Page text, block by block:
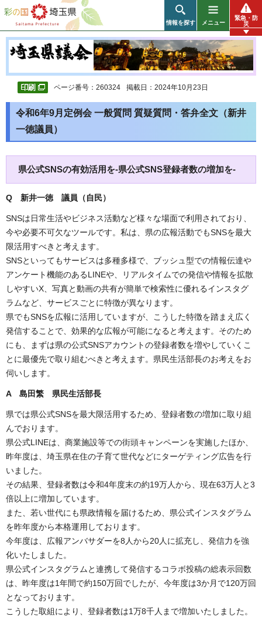
彩の国 埼玉県
情報を探す メニュー
緊急・防
災
ページ番号：260324 掲載日：2024年10月23日
令和6年9月定例会 一般質問 質疑質問・答弁全文（新井
一徳議員）
県公式SNSの有効活用を-県公式SNS登録者数の増加を-
Q 新井一徳 議員（自民）
SNSは日常生活やビジネス活動など様々な場面で利用されており、
今や必要不可欠なツールです。私は、県の広報活動でもSNSを最大
限活用すべきと考えます。
SNSといってもサービスは多種多様で、ブッシュ型での情報伝達や
アンケート機能のあるLINEや、リアルタイムでの発信や情報を拡散
しやすいX、写真と動画の共有が簡単で検索性に優れるインスタグ
ラムなど、サービスごとに特徴が異なります。
県でもSNSを広報に活用していますが、こうした特徴を踏まえ広く
発信することで、効果的な広報が可能になると考えます。そのため
にも、まずは県の公式SNSアカウントの登録者数を増やしていくこ
とに最優先で取り組むべきと考えます。県民生活部長のお考えをお
伺いします。
A 島田繁 県民生活部長
県では県公式SNSを最大限活用するため、登録者数の増加に取り組
んでおります。
県公式LINEは、商業施設等での街頭キャンペーンを実施したほか、
昨年度は、埼玉県在住の子育て世代などにターゲティング広告を行
いました。
その結果、登録者数は令和4年度末の約19万人から、現在63万人と3
倍以上に増加しています。
また、若い世代にも県政情報を届けるため、県公式インスタグラム
を昨年度から本格運用しております。
今年度は、広報アンバサダーを8人から20人に拡充し、発信力を強
化いたしました。
県公式インスタグラムと連携して発信するコラボ投稿の総表示回数
は、昨年度は1年間で約150万回でしたが、今年度は3か月で120万回
となっております。
こうした取組により、登録者数は1万8千人まで増加いたしました。